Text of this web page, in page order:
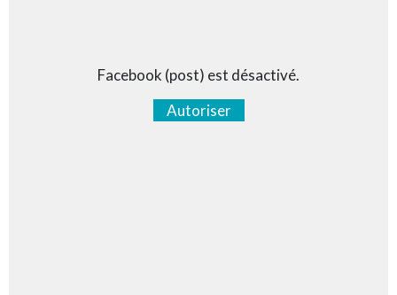
Facebook (post) est désactivé.
Autoriser